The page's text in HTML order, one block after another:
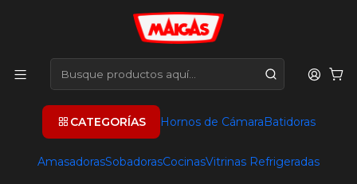
CATEGORÍAS Hornos de CámaraBatidoras
AmasadorasSobadorasCocinasVitrinas Refrigeradas